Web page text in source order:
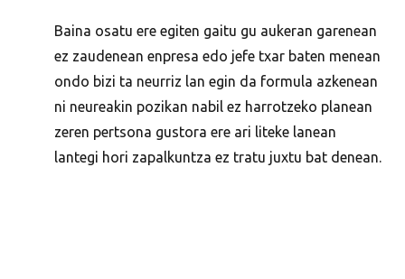
Baina osatu ere egiten gaitu gu aukeran garenean
ez zaudenean enpresa edo jefe txar baten menean
ondo bizi ta neurriz lan egin da formula azkenean
ni neureakin pozikan nabil ez harrotzeko planean
zeren pertsona gustora ere ari liteke lanean
lantegi hori zapalkuntza ez tratu juxtu bat denean.